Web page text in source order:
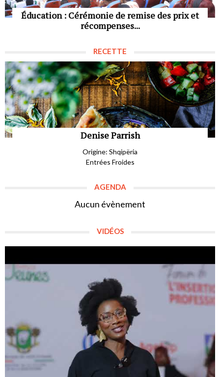
Éducation : Cérémonie de remise des prix et
récompenses...
RECETTE
Denise Parrish
Origine: Shqipëria
Entrées Froides
AGENDA
Aucun évènement
VIDÉOS